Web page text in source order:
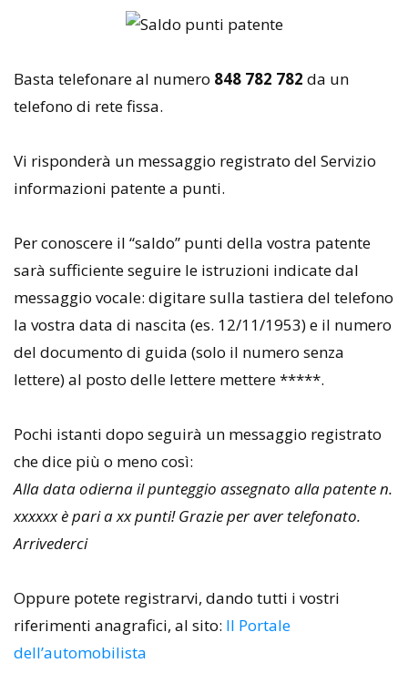
Basta telefonare al numero 848 782 782 da un
telefono di rete fissa.
Vi risponderà un messaggio registrato del Servizio
informazioni patente a punti.
Per conoscere il “saldo” punti della vostra patente
sarà sufficiente seguire le istruzioni indicate dal
messaggio vocale: digitare sulla tastiera del telefono
la vostra data di nascita (es. 12/11/1953) e il numero
del documento di guida (solo il numero senza
lettere) al posto delle lettere mettere *****.
Pochi istanti dopo seguirà un messaggio registrato
che dice più o meno così:
Alla data odierna il punteggio assegnato alla patente n.
xxxxxx è pari a xx punti! Grazie per aver telefonato.
Arrivederci
Oppure potete registrarvi, dando tutti i vostri
riferimenti anagrafici, al sito: Il Portale
dell’automobilista